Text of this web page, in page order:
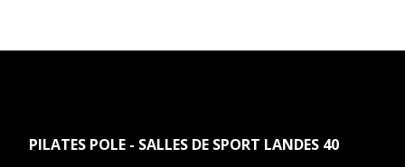
PILATES POLE - SALLES DE SPORT LANDES 40